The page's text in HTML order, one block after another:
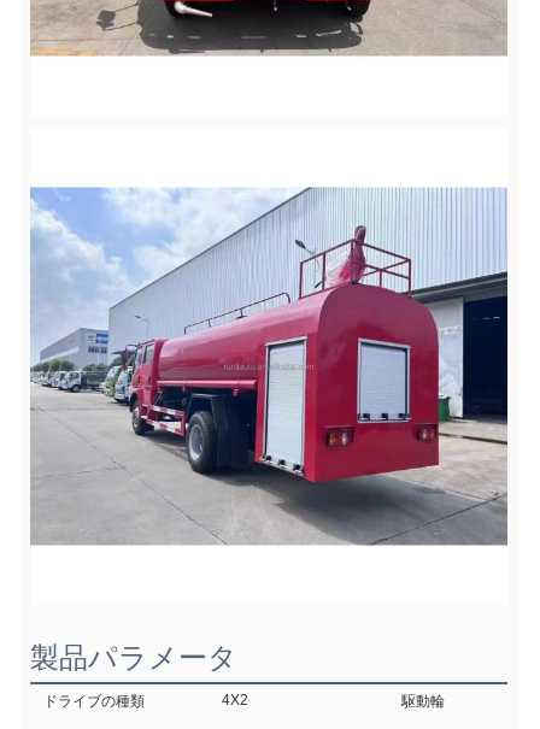
製品パラメータ
ドライブの種類 4X2 駆動輪